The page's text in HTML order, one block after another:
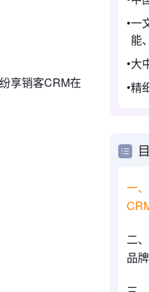
享销客CRM在
一
能
大
精
一
二
品